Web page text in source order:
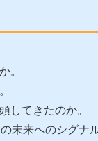
。
してきたのか。
未来へのシグナル